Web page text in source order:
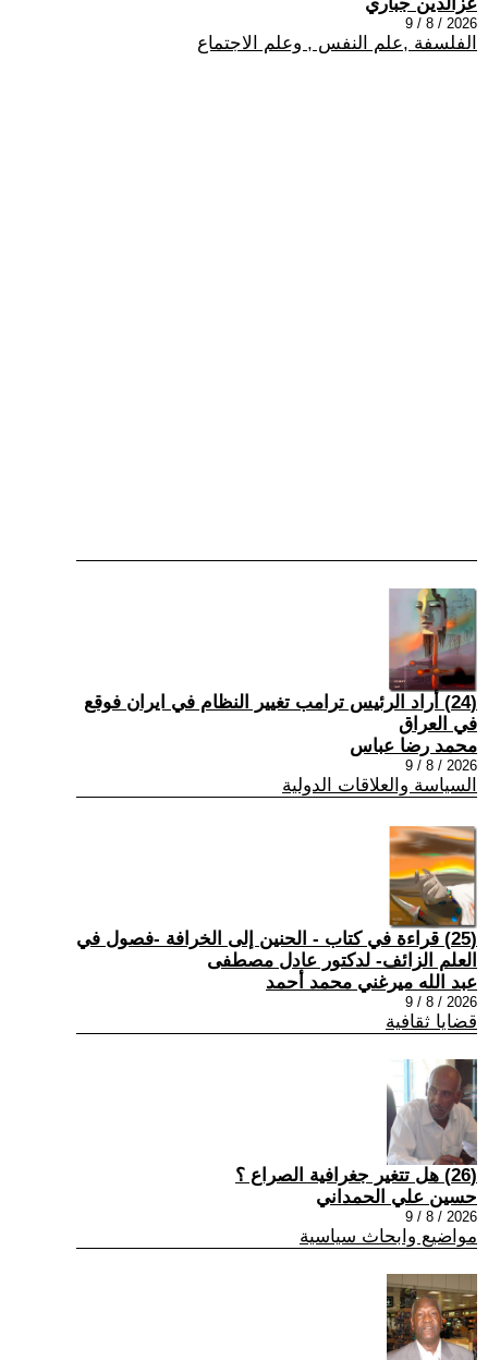
2026 / 8 / 9
الفلسفة ,علم النفس , وعلم الاجتماع
(24) أراد الرئيس ترامب تغيير النظام في ايران فوقع
في العراق
محمد رضا عباس
2026 / 8 / 9
السياسة والعلاقات الدولية
(25) قراءة في كتاب - الحنين إلى الخرافة -فصول في
العلم الزائف- لدكتور عادل مصطفى
عبد الله ميرغني محمد أحمد
2026 / 8 / 9
قضايا ثقافية
(26) هل تتغير جغرافية الصراع ؟
حسين علي الحمداني
2026 / 8 / 9
مواضيع وابحاث سياسية